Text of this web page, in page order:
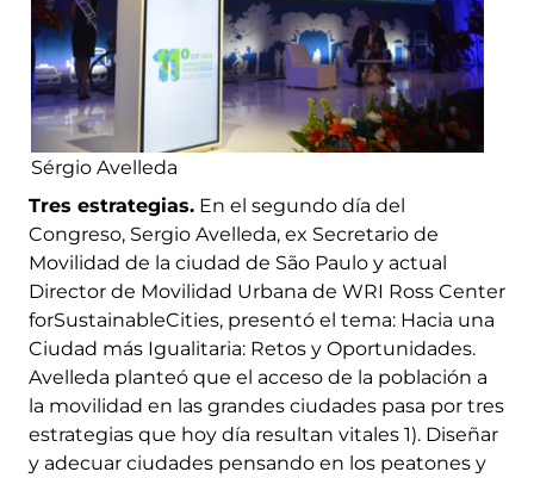
Sérgio Avelleda
Tres estrategias. En el segundo día del
Congreso, Sergio Avelleda, ex Secretario de
Movilidad de la ciudad de São Paulo y actual
Director de Movilidad Urbana de WRI Ross Center
forSustainableCities, presentó el tema: Hacia una
Ciudad más Igualitaria: Retos y Oportunidades.
Avelleda planteó que el acceso de la población a
la movilidad en las grandes ciudades pasa por tres
estrategias que hoy día resultan vitales 1). Diseñar
y adecuar ciudades pensando en los peatones y